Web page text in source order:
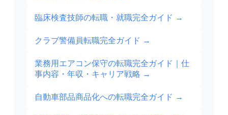
臨床検査技師の転職・就職完全ガイド →
クラブ警備員転職完全ガイド →
業務用エアコン保守の転職完全ガイド｜仕
事内容・年収・キャリア戦略 →
自動車部品商品化への転職完全ガイド →